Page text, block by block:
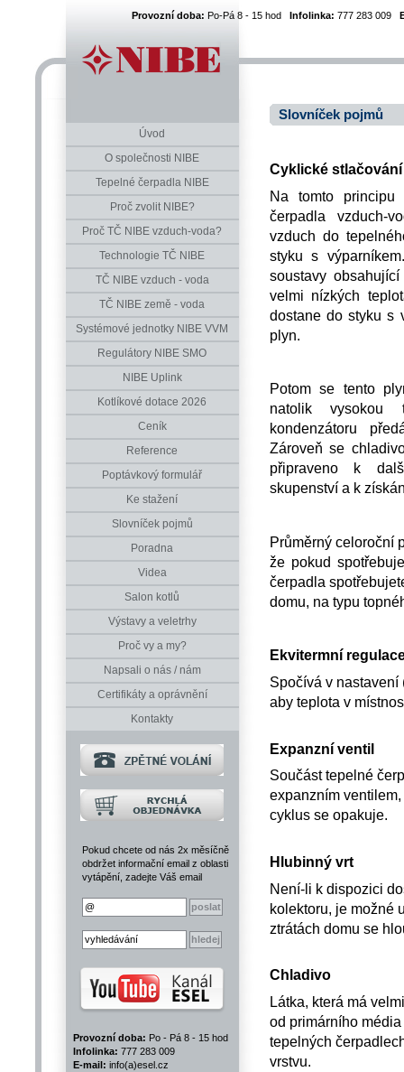
Provozní doba: Po-Pá 8 - 15 hod Infolinka: 777 283 009
Úvod
O společnosti NIBE
Tepelné čerpadla NIBE
Proč zvolit NIBE?
Proč TČ NIBE vzduch-voda?
Technologie TČ NIBE
TČ NIBE vzduch - voda
TČ NIBE země - voda
Systémové jednotky NIBE VVM
Regulátory NIBE SMO
NIBE Uplink
Kotlíkové dotace 2026
Ceník
Reference
Poptávkový formulář
Ke stažení
Slovníček pojmů
Poradna
Videa
Salon kotlů
Výstavy a veletrhy
Proč vy a my?
Napsali o nás / nám
Certifikáty a oprávnění
Kontakty
Pokud chcete od nás 2x měsíčně
obdržet informační email z oblasti
vytápění, zadejte Váš email
Provozní doba: Po - Pá 8 - 15 hod
Infolinka: 777 283 009
E-mail: info(a)esel.cz
Slovníček pojmů
Cyklické
Na tomto principu
čerpadla vzduch-
vzduch do
styku s
soustavy
velmi nízkých
dostane do styku s
plyn.
Potom se tento
natolik
kondenzátoru
Zároveň se
připraveno k
skupenství a k
Průměrný celoroční
že pokud
čerpadla
domu, na typu
Ekvitermní
Spočívá v nastavení
aby teplota v
Expanzní ventil
Součást tepelné
expanzním
cyklus se opakuje.
Hlubinný vrt
Není-li k dispozici
kolektoru, je možné
ztrátách domu se
Chladivo
Látka, která má
od primárního
tepelných
vrstvu.